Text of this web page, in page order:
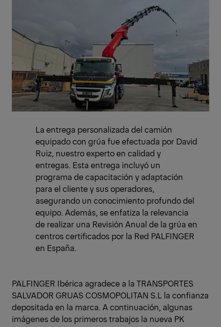
La entrega personalizada del camión
equipado con grúa fue efectuada por David
Ruiz, nuestro experto en calidad y
entregas. Esta entrega incluyó un
programa de capacitación y adaptación
para el cliente y sus operadores,
asegurando un conocimiento profundo del
equipo. Además, se enfatiza la relevancia
de realizar una Revisión Anual de la grúa en
centros certificados por la Red PALFINGER
en España.
PALFINGER Ibérica agradece a la TRANSPORTES
SALVADOR GRUAS COSMOPOLITAN S.L la confianza
depositada en la marca. A continuación, algunas
imágenes de los primeros trabajos la nueva PK